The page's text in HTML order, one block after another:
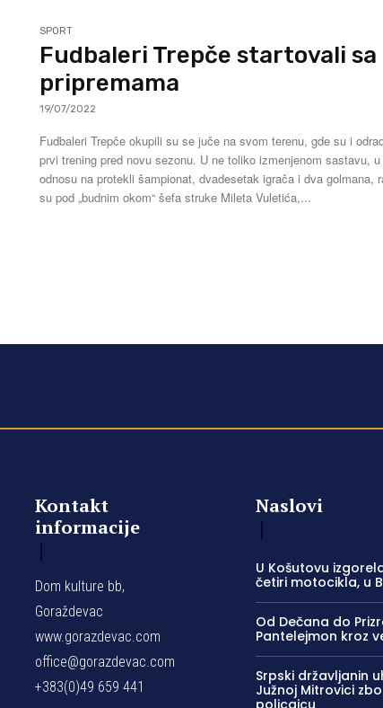
SPORT
Fudbaleri Trepče startovali sa
pripremama
19/07/2022
Fudbaleri Trepče okupili su se juče na svom terenu, gde su i
prvi trening pred novu sezonu. U ne toliko izmenjenom sastavu, u
odnosu na protekli šampionat, dvadesetak igrača i dva golmana,
su pod „budnim okom“ šefa struke Mileta Vuletića,...
Kontakt
informacije
Dom kulture bb,
Goraždevac
www.gorazdevac.com
office@gorazdevac.com
+383(0)49 659 441
Naslovi
U Košutovu
četiri motocikla, u
Od Dečana do
Pantelejmon kroz
Srpski državljanin
Južnoj Mitrovici
policajcu